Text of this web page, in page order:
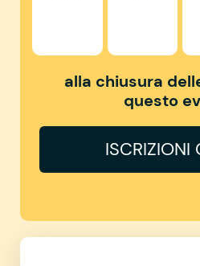
alla chiusura
questo
ISCRIZIONI